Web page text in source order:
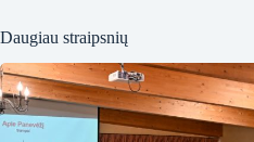
Daugiau straipsnių